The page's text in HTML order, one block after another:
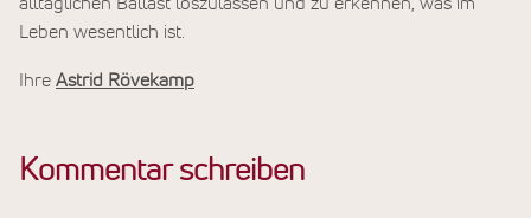
alltäglichen Ballast loszulassen und zu erkennen, was im
Leben wesentlich ist.
Ihre Astrid Rövekamp
Kommentar schreiben